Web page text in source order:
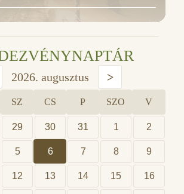
2026. augusztus >
SZ CS P SZO V
29 30 31 1 2
5 6 7 8 9
12 13 14 15 16